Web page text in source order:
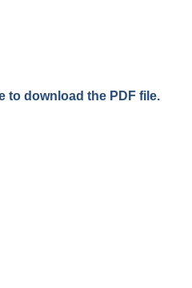
to download the PDF file.